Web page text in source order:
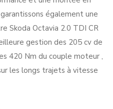
également une
Skoda Octavia 2.0 TDI CR
gestion des 205 cv de
420 Nm du couple moteur ,
les longs trajets à vitesse